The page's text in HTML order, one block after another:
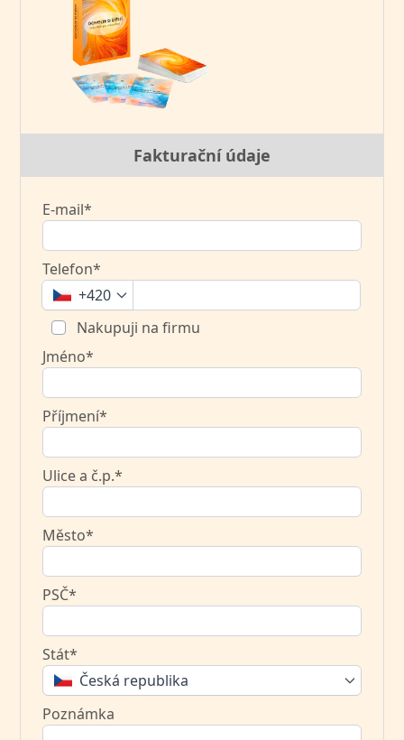
Fakturační údaje
E-mail*
Telefon*
+420
Nakupuji na firmu
Jméno*
Příjmení*
Ulice a č.p.*
Město*
PSČ*
Stát*
Česká republika
Poznámka